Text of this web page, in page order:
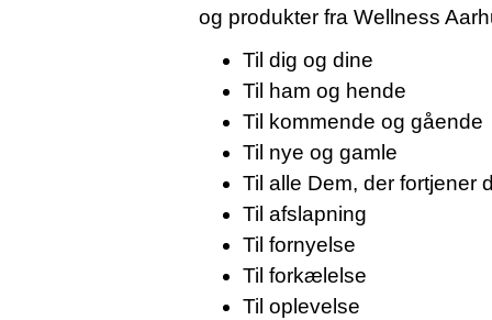
og produkter fra Wellness
Til dig og dine
Til ham og hende
Til kommende og gående
Til nye og gamle
Til alle Dem, der fortjener
Til afslapning
Til fornyelse
Til forkælelse
Til oplevelse